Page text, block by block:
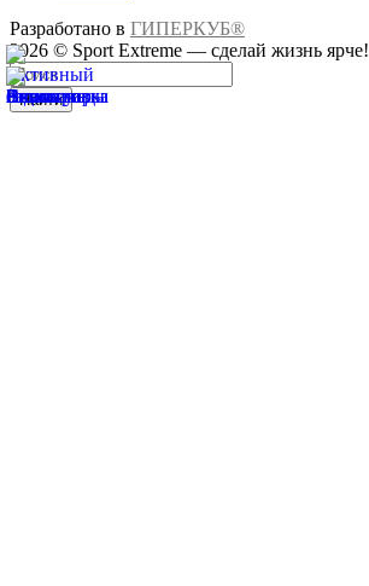
Разработано в ГИПЕРКУБ®
2026 © Sport Extreme — сделай жизнь ярче!
Найти